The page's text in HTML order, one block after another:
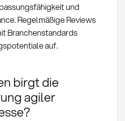
und
Regelmäßige Reviews
Branchenstandards
auf.
birgt die
agiler